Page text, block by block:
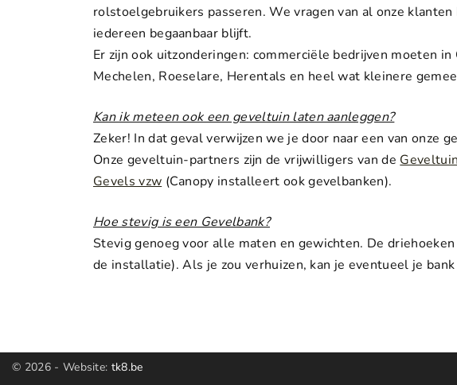
rolstoelgebruikers passeren. We vragen van al onze
iedereen begaanbaar blijft.
Er zijn ook uitzonderingen: commerciële bedrijven moeten
Mechelen, Roeselare, Herentals en heel wat kleinere
Kan ik meteen ook een geveltuin laten aanleggen?
Zeker! In dat geval verwijzen we je door naar een van onze
Onze geveltuin-partners zijn de vrijwilligers van de
Gevels vzw (Canopy installeert ook gevelbanken).
Hoe stevig is een Gevelbank?
Stevig genoeg voor alle maten en gewichten. De
de installatie). Als je zou verhuizen, kan je eventueel je
© 2026- Website: tk8.be